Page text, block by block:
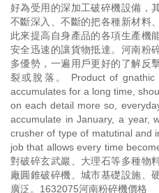
好為受用的深加工破碎機設備，
不斷深入、不斷的把各種新材料
此來提高自身產品的各項生產機
安全迅速的讓貨物抵達。河南粉
多優勢，一遍用戶更好的了解反
裂或脫落。 Product of gnathic
accumulates for a long time,
on each detail more so,
accumulate in January, a year,
crusher of type of matutinal and
job that allows every time
對破碎玄武巖、大理石等多種物
廠圓錐破碎機、城市基礎設施、
廣泛。1632075河南粉碎機價格